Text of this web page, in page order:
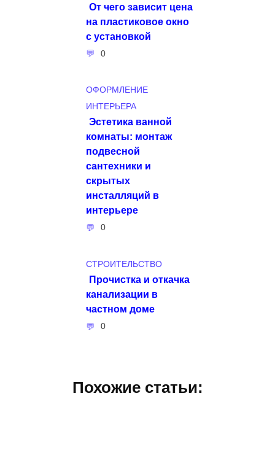
От чего зависит цена
на пластиковое окно
с установкой
0
ОФОРМЛЕНИЕ
ИНТЕРЬЕРА
Эстетика ванной
комнаты: монтаж
подвесной
сантехники и
скрытых
инсталляций в
интерьере
0
СТРОИТЕЛЬСТВО
Прочистка и откачка
канализации в
частном доме
0
Похожие статьи: